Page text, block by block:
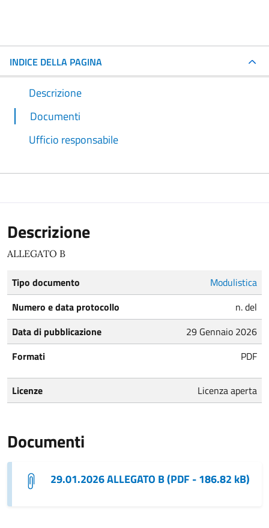
INDICE DELLA PAGINA
Descrizione
Documenti
Ufficio responsabile
Descrizione
ALLEGATO B
Tipo documento
Modulistica
Numero e data protocollo
n. del
Data di pubblicazione
29 Gennaio 2026
Formati
PDF
Licenze Licenza aperta
Documenti
29.01.2026 ALLEGATO B (PDF - 186.82 kB)